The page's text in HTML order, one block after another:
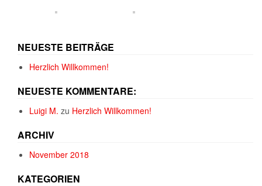
NEUESTE BEITRÄGE
Herzlich Willkommen!
NEUESTE KOMMENTARE:
Luigi M. zu Herzlich Willkommen!
ARCHIV
November 2018
KATEGORIEN